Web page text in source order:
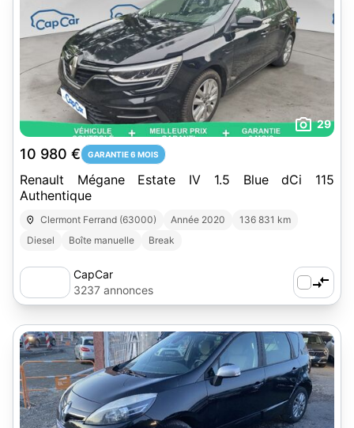
29
10 980 € GARANTIE 6 MOIS
Renault Mégane Estate IV 1.5 Blue dCi 115
Authentique
Clermont Ferrand (63000) Année 2020
136 831 km
Diesel
Boîte manuelle Break
CapCar
3237 annonces